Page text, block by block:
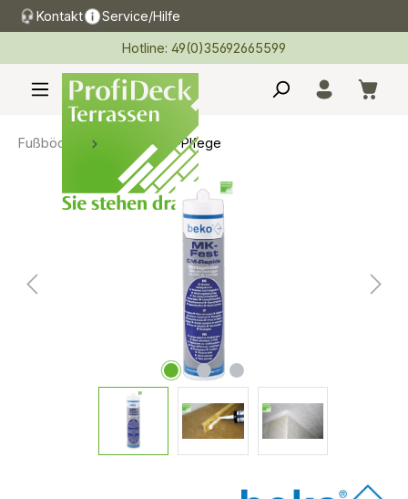
springen
Kontakt Service/Hilfe
Hotline: 49(0)35692665599
Fußböden Kleber-Öle-Plfege